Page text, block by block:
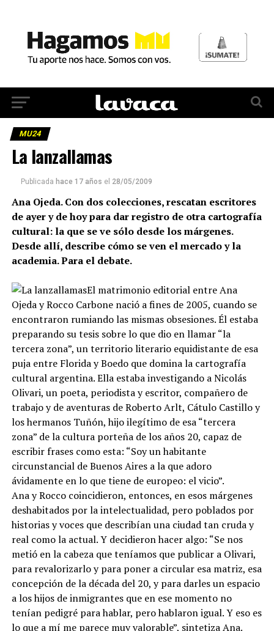
MU24
La lanzallamas
Publicada hace 17 años el 28/05/2009
Ana Ojeda. Con dos colecciones, rescatan escritores
de ayer y de hoy para dar registro de otra cartografía
cultural: la que se ve sólo desde los márgenes.
Desde allí, describe cómo se ven el mercado y la
academia. Para el debate.
El matrimonio editorial entre Ana
Ojeda y Rocco Carbone nació a fines de 2005, cuando se
encontraron rumiando las mismas obsesiones. Él estaba
preparando su tesis sobre lo que dio en llamar “la
tercera zona”, un territorio literario equidistante de esa
puja entre Florida y Boedo que domina la cartografía
cultural argentina. Ella estaba investigando a Nicolás
Olivari, un poeta, periodista y escritor, compañero de
trabajo y de aventuras de Roberto Arlt, Cátulo Castillo y
los hermanos Tuñón, hijo ilegítimo de esa “tercera
zona” de la cultura porteña de los años 20, capaz de
escribir frases como esta: “Soy un habitante
circunstancial de Buenos Aires a la que adoro
ávidamente en lo que tiene de europeo: el vicio”.
Ana y Rocco coincidieron, entonces, en esos márgenes
deshabitados por la intelectualidad, pero poblados por
historias y voces que describían una ciudad tan cruda y
real como la actual. Y decidieron hacer algo: “Se nos
metió en la cabeza que teníamos que publicar a Olivari,
para revalorizarlo y para poner a circular esa matriz, esa
concepción de la década del 20, y para darles un espacio
a los hijos de inmigrantes que en ese momento no
tenían pedigré para hablar, pero hablaron igual. Y eso es
lo que a mí me parece muy valorable”, sintetiza Ana.